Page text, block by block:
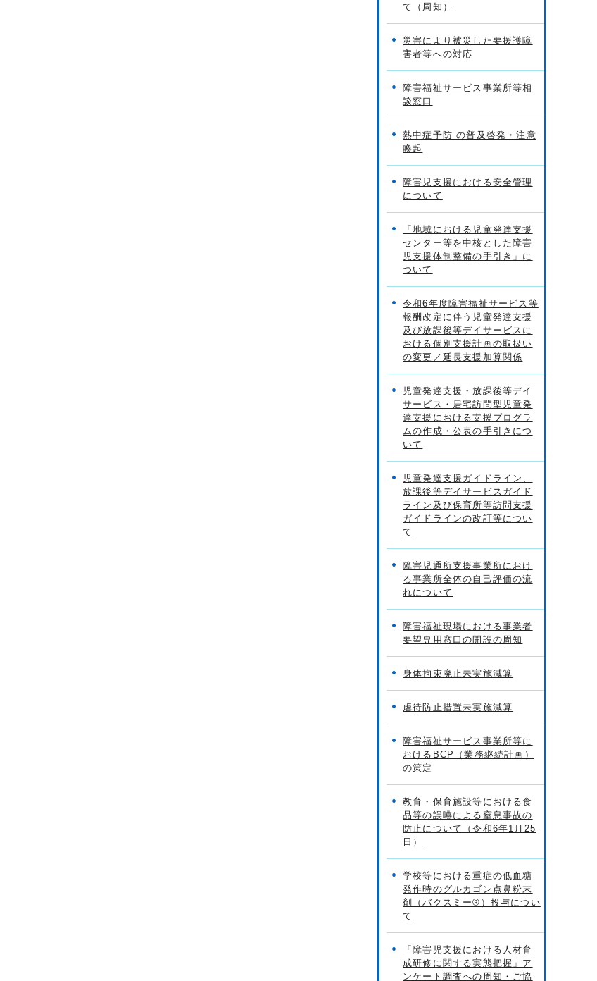
て（周知）
災害により被災した要援護障
害者等への対応
障害福祉サービス事業所等相
談窓口
熱中症予防 の普及啓発・注意
喚起
障害児支援における安全管理
について
「地域における児童発達支援
センター等を中核とした障害
児支援体制整備の手引き」に
ついて
令和6年度障害福祉サービス等
報酬改定に伴う児童発達支援
及び放課後等デイサービスに
おける個別支援計画の取扱い
の変更／延長支援加算関係
児童発達支援・放課後等デイ
サービス・居宅訪問型児童発
達支援における支援プログラ
ムの作成・公表の手引きにつ
いて
児童発達支援ガイドライン、
放課後等デイサービスガイド
ライン及び保育所等訪問支援
ガイドラインの改訂等につい
て
障害児通所支援事業所におけ
る事業所全体の自己評価の流
れについて
障害福祉現場における事業者
要望専用窓口の開設の周知
身体拘束廃止未実施減算
虐待防止措置未実施減算
障害福祉サービス事業所等に
おけるBCP（業務継続計画）
の策定
教育・保育施設等における食
品等の誤嚥による窒息事故の
防止について（令和6年1月25
日）
学校等における重症の低血糖
発作時のグルカゴン点鼻粉末
剤（バクスミー®）投与につい
て
「障害児支援における人材育
成研修に関する実態把握」ア
ンケート調査への周知・ご協